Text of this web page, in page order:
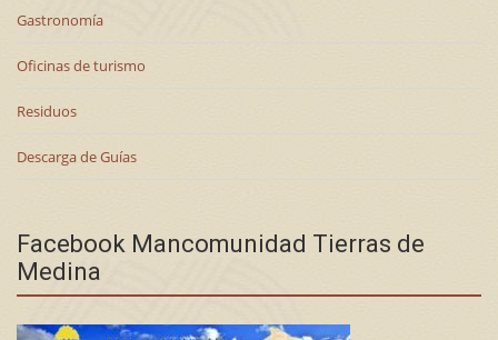
Gastronomía
Oficinas de turismo
Residuos
Descarga de Guías
Facebook Mancomunidad Tierras de
Medina